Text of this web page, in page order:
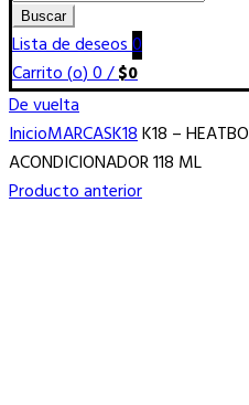
por:
Buscar
Lista de deseos0
Carrito (o)0/$0
De vuelta
InicioMARCASK18K18 –
ACONDICIONADOR 118 ML
Producto anterior